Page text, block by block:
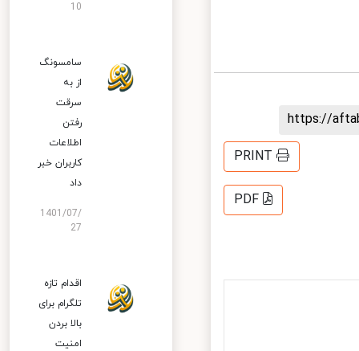
https://
PRINT
PDF
10
سامسونگ
از به
سرقت
رفتن
اطلاعات
کاربران خبر
داد
1401/07/
27
اقدام تازه
تلگرام برای
بالا بردن
امنیت